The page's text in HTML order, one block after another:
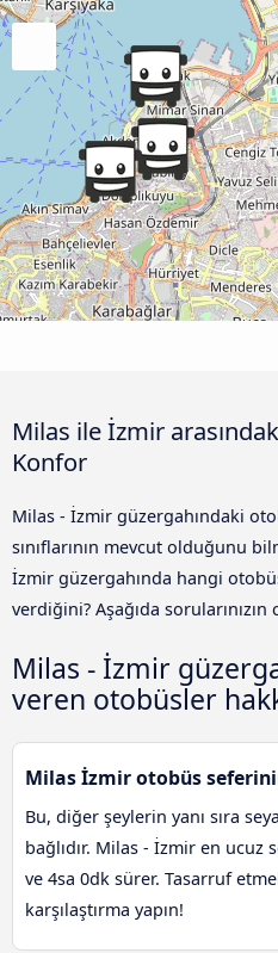
Milas ile İzmir
Konfor
Milas - İzmir güzergahındaki
sınıflarının mevcut olduğunu
İzmir güzergahında hangi
verdiğini? Aşağıda sorularınızın
Milas - İzmir
veren otobüsler
Milas İzmir otobüs
Bu, diğer şeylerin yanı sıra
bağlıdır. Milas - İzmir en ucuz
ve 4sa 0dk sürer. Tasarruf
karşılaştırma yapın!